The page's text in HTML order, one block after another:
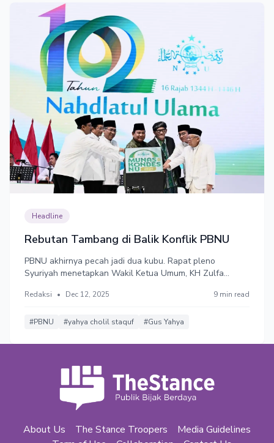
Headline
Rebutan Tambang di Balik Konflik PBNU
PBNU akhirnya pecah jadi dua kubu. Rapat pleno
Syuriyah menetapkan Wakil Ketua Umum, KH Zulfa
Umum,menggantikan Yahya Cholil Staquf. Tapi kubu
ketua umum yang sah. Berkonflik karena tambang.
Redaksi • Dec 12, 2025 9 min read
#PBNU #yahya cholil staquf #Gus Yahya
About Us The Stance Troopers
Media Guidelines